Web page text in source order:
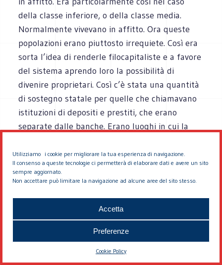
Utilizziamo i cookie per migliorare la tua esperienza di navigazione.
Il consenso a queste tecnologie ci permetterà di elaborare dati e avere un sito
sempre aggiornato.
Non accettare può limitare la navigazione ad alcune aree del sito stesso.
Accetta
Preferenze
Cookie Policy
della classe inferiore, o della classe media.
Normalmente vivevano in affitto. Ora queste
popolazioni erano piuttosto irrequiete. Così era
sorta l’idea di renderle filocapitaliste e a favore
del sistema aprendo loro la possibilità di
divenire proprietari. Così c’è stata una quantità
di sostegno statale per quelle che chiamavano
istituzioni di depositi e prestiti, che erano
separate dalle banche. Erano luoghi in cui la
risparmi erano utilizzati per promuovere la
proprietà per popolazioni a basso reddito. La
stessa cosa valeva per la Building Society
britannica. Negli anni ’80 si avvia tale tendenza
con la classe imprenditoriale che si chiedeva
come rendere la popolazione a basso reddito
meno insofferente. C’era una magnifica frase
che la classe imprenditoriale era solita